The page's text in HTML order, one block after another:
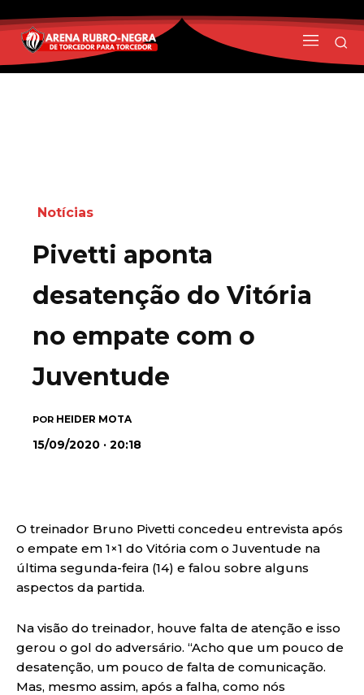
Notícias
Pivetti aponta
desatenção do Vitória
no empate com o
Juventude
POR HEIDER MOTA
15/09/2020 · 20:18
O treinador Bruno Pivetti concedeu entrevista após
o empate em 1×1 do Vitória com o Juventude na
última segunda-feira (14) e falou sobre alguns
aspectos da partida.
Na visão do treinador, houve falta de atenção e isso
gerou o gol do adversário. “Acho que um pouco de
desatenção, um pouco de falta de comunicação.
Mas, mesmo assim, após a falha, como nós